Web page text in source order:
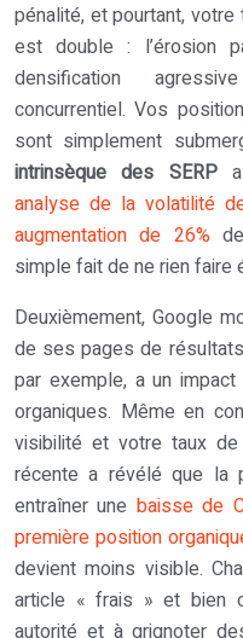
pénalité, et pourtant, votre
est double : l’érosion
densification
concurrentiel. Vos
sont simplement
intrinsèque des SERPa
analyse de la volatilité
augmentation de 26%
simple fait de ne rien faire
Deuxièmement, Google
de ses pages de
par exemple, a un
organiques. Même en
visibilité et votre taux
récente a révélé que la
entraîner une baisse de
première position
devient moins visible.
article « frais » et bien
autorité et à grignoter